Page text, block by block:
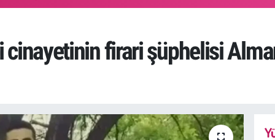
firari şüphelisi